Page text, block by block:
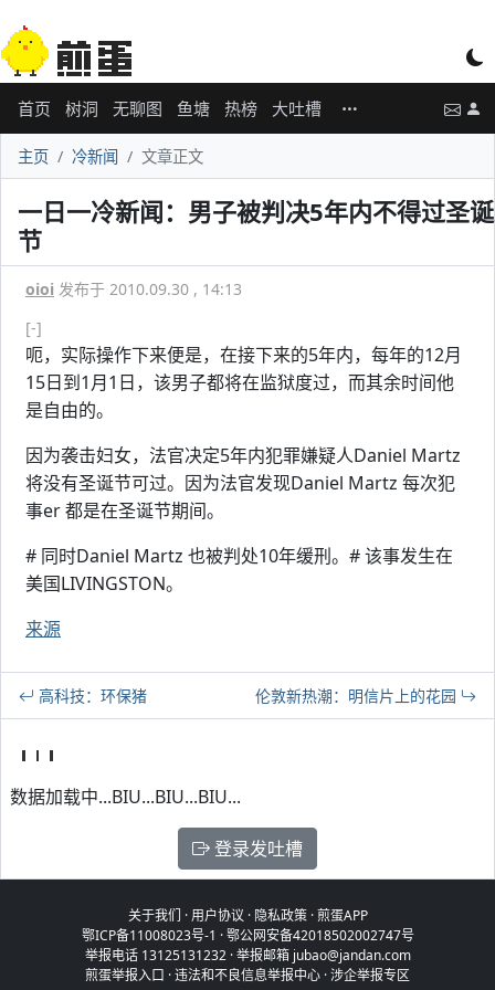
首页 树洞 无聊图 鱼塘 热榜 大吐槽
主页 冷新闻 文章正文
一日一冷新闻：男子被判决5年内不得过圣诞
节
oioi 发布于 2010.09.30 , 14:13
[-]
呃，实际操作下来便是，在接下来的5年内，每年的12月
15日到1月1日，该男子都将在监狱度过，而其余时间他
是自由的。
因为袭击妇女，法官决定5年内犯罪嫌疑人Daniel Martz
将没有圣诞节可过。因为法官发现Daniel Martz 每次犯
事er 都是在圣诞节期间。
# 同时Daniel Martz 也被判处10年缓刑。# 该事发生在
美国LIVINGSTON。
来源
高科技：环保猪 伦敦新热潮：明信片上的花园
数据加载中...BIU...BIU...BIU...
登录发吐槽
关于我们 ·用户协议 · 隐私政策·煎蛋APP
鄂ICP备11008023号-1 ·鄂公网安备42018502002747号
举报电话 13125131232 · 举报邮箱 jubao@jandan.com
煎蛋举报入口 ·违法和不良信息举报中心 ·涉企举报专区